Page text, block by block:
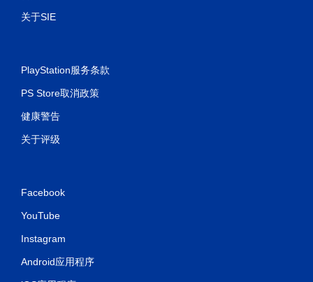
关于SIE
PlayStation服务条款
PS Store取消政策
健康警告
关于评级
Facebook
YouTube
Instagram
Android应用程序